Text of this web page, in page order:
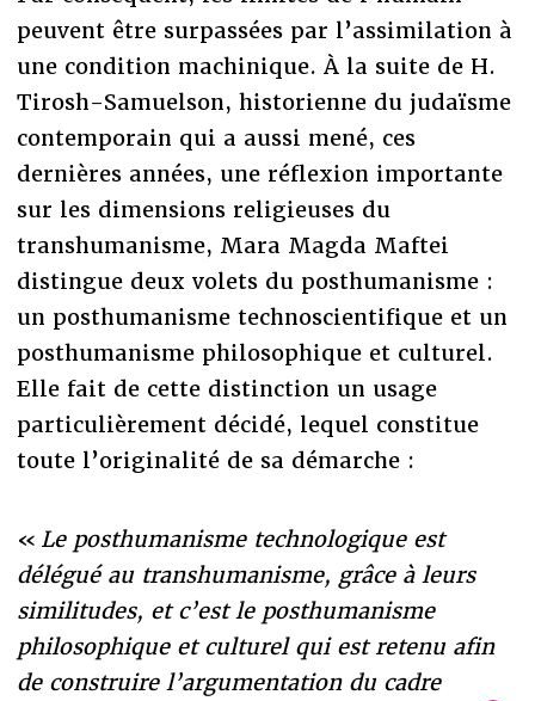
peuvent être surpassées par l’assimilation à
une condition machinique. À la suite de H.
Tirosh-Samuelson, historienne du judaïsme
contemporain qui a aussi mené, ces
dernières années, une réflexion importante
sur les dimensions religieuses du
transhumanisme, Mara Magda Maftei
distingue deux volets du posthumanisme :
un posthumanisme technoscientifique et un
posthumanisme philosophique et culturel.
Elle fait de cette distinction un usage
particulièrement décidé, lequel constitue
toute l’originalité de sa démarche :
« Le posthumanisme technologique est
délégué au transhumanisme, grâce à leurs
similitudes, et c’est le posthumanisme
philosophique et culturel qui est retenu afin
de construire l’argumentation du cadre